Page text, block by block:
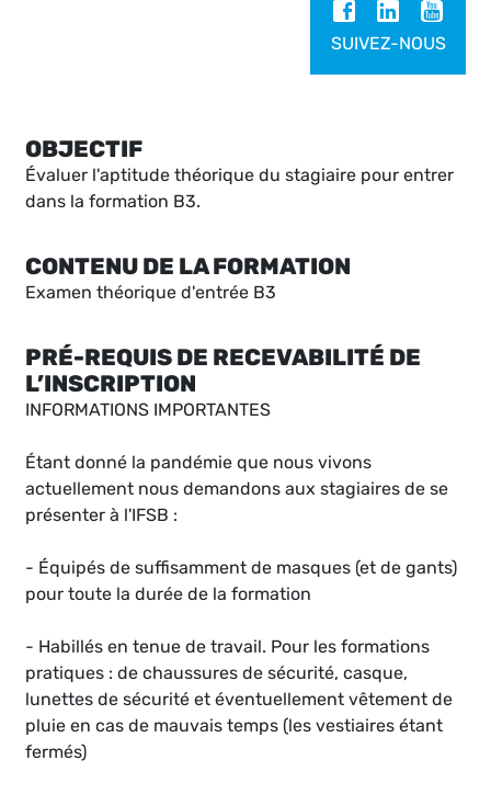
SUIVEZ-NOUS
OBJECTIF
Évaluer l'aptitude théorique du stagiaire pour entrer
dans la formation B3.
CONTENU DE LA FORMATION
Examen théorique d'entrée B3
PRÉ-REQUIS DE RECEVABILITÉ DE
L’INSCRIPTION
INFORMATIONS IMPORTANTES
Étant donné la pandémie que nous vivons
actuellement nous demandons aux stagiaires de se
présenter à l'IFSB :
- Équipés de suffisamment de masques (et de gants)
pour toute la durée de la formation
- Habillés en tenue de travail. Pour les formations
pratiques : de chaussures de sécurité, casque,
lunettes de sécurité et éventuellement vêtement de
pluie en cas de mauvais temps (les vestiaires étant
fermés)